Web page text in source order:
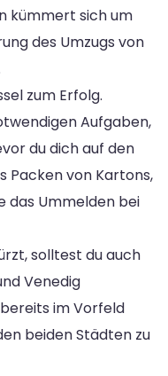
kümmert sich um
des Umzugs von
zum Erfolg.
Aufgaben,
du dich auf den
Packen von Kartons,
das Ummelden bei
solltest du auch
Venedig
im Vorfeld
beiden Städten zu